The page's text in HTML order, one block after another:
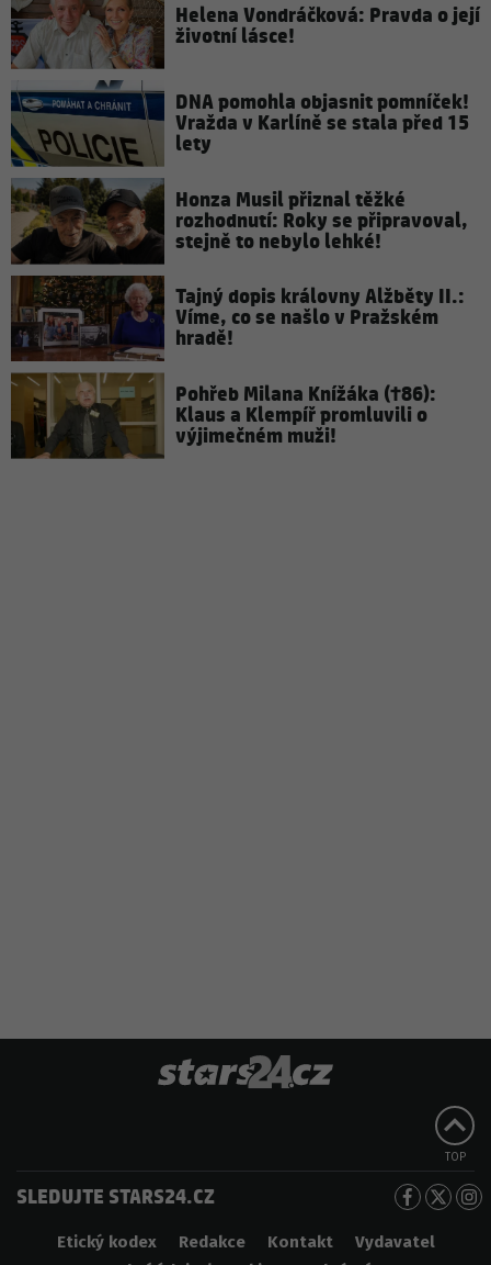
Helena Vondráčková: Pravda o její
životní lásce!
DNA pomohla objasnit pomníček!
Vražda v Karlíně se stala před 15
lety
Honza Musil přiznal těžké
rozhodnutí: Roky se připravoval,
stejně to nebylo lehké!
Tajný dopis královny Alžběty II.:
Víme, co se našlo v Pražském
hradě!
Pohřeb Milana Knížáka (†86):
Klaus a Klempíř promluvili o
výjimečném muži!
TOP
SLEDUJTE STARS24.CZ
Etický kodex Redakce Kontakt
Vydavatel